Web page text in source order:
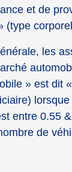
et de
(type
les
» est dit
entre 0.55
de